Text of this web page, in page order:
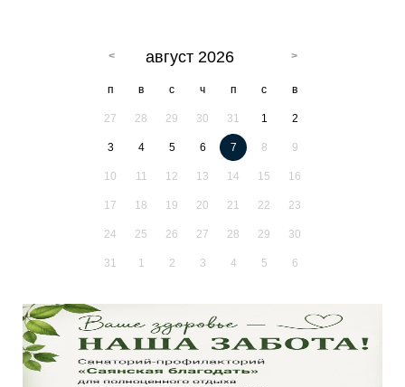
август 2026
п в с ч п с в
27 28 29 30 31 1 2
3 4 5 6 7 8 9
10 11 12 13 14 15 16
17 18 19 20 21 22 23
24 25 26 27 28 29 30
31 1 2 3 4 5 6